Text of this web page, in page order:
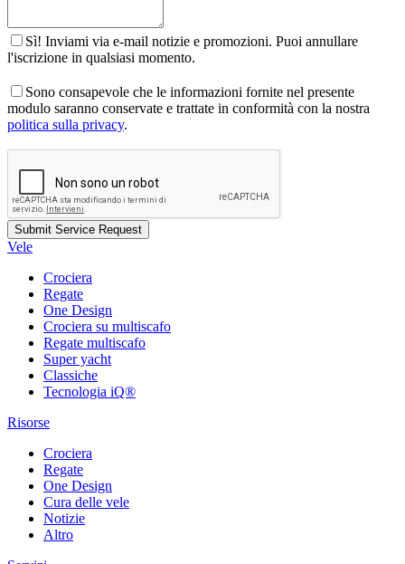
Sì! Inviami via e-mail notizie e promozioni. Puoi annullare
l'iscrizione in qualsiasi momento.
Sono consapevole che le informazioni fornite nel presente
modulo saranno conservate e trattate in conformità con la nostra
politica sulla privacy.
Vele
Crociera
Regate
One Design
Crociera su multiscafo
Regate multiscafo
Super yacht
Classiche
Tecnologia iQ®
Risorse
Crociera
Regate
One Design
Cura delle vele
Notizie
Altro